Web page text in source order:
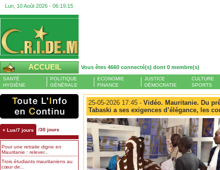
Lun, 10 Août 2026 - 06:19:16
ACCUEIL Vous êtes 4660 connecté(s) dont 0 membre(s)
SANTÉ
HYGIÈNE
POLITIQUE
GÉNÉRALE
ECONOMIE
FINANCE
JUSTICE
DÉMOCRATIE
CULTURE
SPORTS
+ Lus/7 jours /30 jours
Pour une retraite digne en
Mauritanie : relever...
Trois étudiants mauritaniens au
cœur de...
25-05-2026 17:45 - Vidéo. Mauritanie. Du
Tabaski a ses exigences d’élégance, les